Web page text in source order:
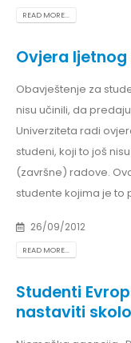
READ MORE...
Ovjera
Obavještenje za
nisu učinili, da
Univerziteta radi
studeni, koji to još
(završne) radove.
studente kojima je to
26/09/2012
READ MORE...
Studenti
nastaviti